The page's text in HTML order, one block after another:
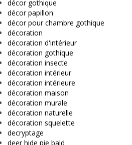
décor gothique
décor papillon
décor pour chambre gothique
décoration
décoration d'intérieur
décoration gothique
décoration insecte
décoration intérieur
décoration intérieure
décoration maison
décoration murale
décoration naturelle
décoration squelette
decryptage
deer hide pie bald